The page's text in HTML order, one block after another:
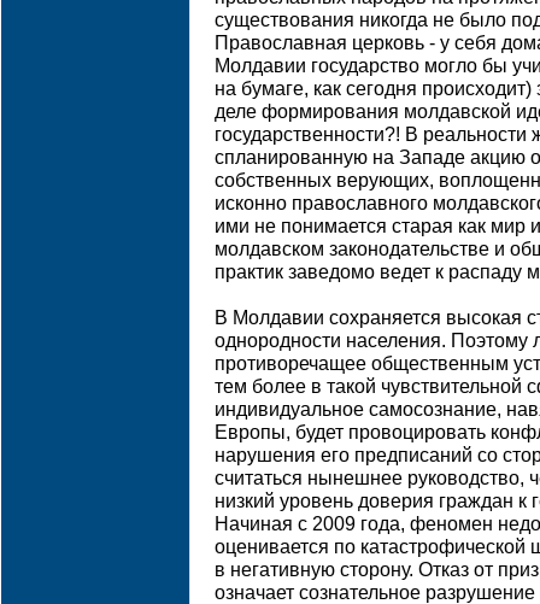
существования никогда не было
Православная церковь - у себя
Молдавии государство могло бы
на бумаге, как сегодня
деле формирования молдавской
государственности?! В
спланированную на Западе акцию
собственных верующих,
исконно православного
ими не понимается старая как мир
молдавском законодательстве и
практик заведомо ведет к распаду
В Молдавии сохраняется высокая
однородности населения. Поэтому
противоречащее общественным
тем более в такой чувствительной
индивидуальное самосознание,
Европы, будет провоцировать
нарушения его предписаний со
считаться нынешнее руководство,
низкий уровень доверия граждан к
Начиная с 2009 года, феномен
оценивается по
в негативную сторону. Отказ от
означает сознательное